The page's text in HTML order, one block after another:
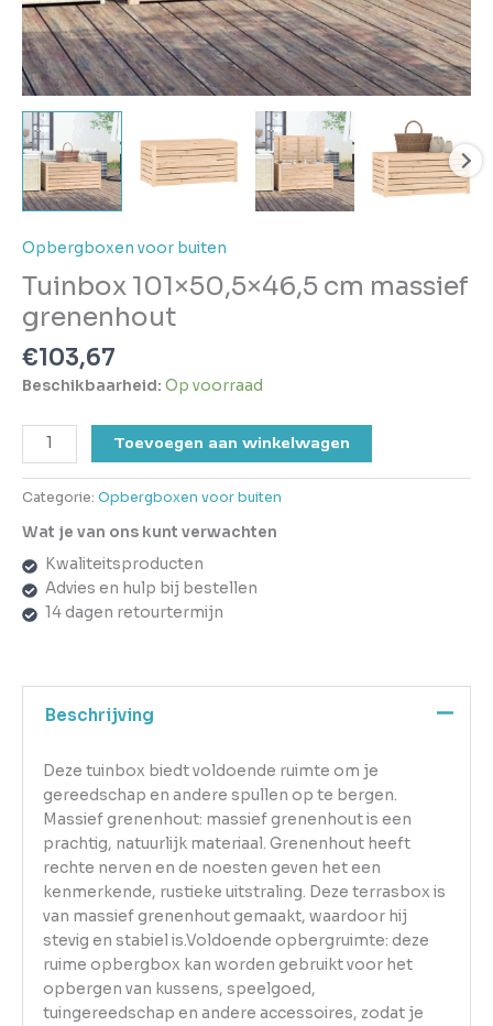
Opbergboxen voor buiten
Tuinbox 101×50,5×46,5 cm massief
grenenhout
€103,67
Beschikbaarheid: Op voorraad
Toevoegen aan winkelwagen
Categorie: Opbergboxen voor buiten
Wat je van ons kunt verwachten
Kwaliteitsproducten
Advies en hulp bij bestellen
14 dagen retourtermijn
Beschrijving
Deze tuinbox biedt voldoende ruimte om je
gereedschap en andere spullen op te bergen.
Massief grenenhout: massief grenenhout is een
prachtig, natuurlijk materiaal. Grenenhout heeft
rechte nerven en de noesten geven het een
kenmerkende, rustieke uitstraling. Deze terrasbox is
van massief grenenhout gemaakt, waardoor hij
stevig en stabiel is.Voldoende opbergruimte: deze
ruime opbergbox kan worden gebruikt voor het
opbergen van kussens, speelgoed,
tuingereedschap en andere accessoires, zodat je